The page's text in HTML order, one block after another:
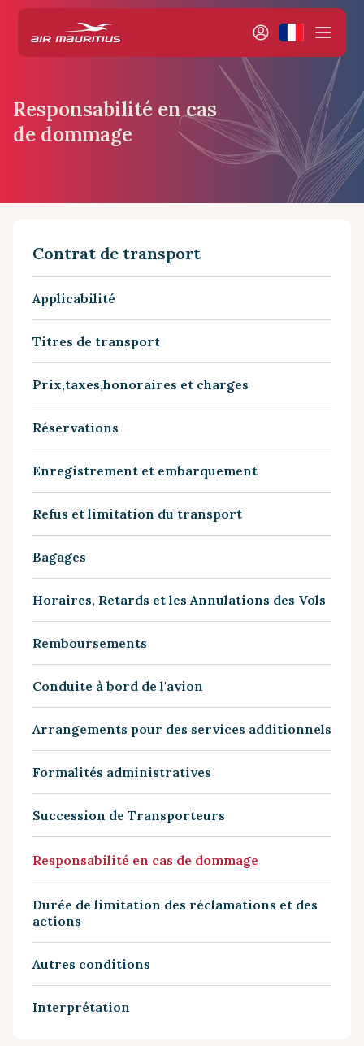
Responsabilité en cas
de dommage
Contrat de transport
Applicabilité
Titres de transport
Prix,taxes,honoraires et charges
Réservations
Enregistrement et embarquement
Refus et limitation du transport
Bagages
Horaires, Retards et les Annulations des Vols
Remboursements
Conduite à bord de l'avion
Arrangements pour des services additionnels
Formalités administratives
Succession de Transporteurs
Responsabilité en cas de dommage
Durée de limitation des réclamations et des
actions
Autres conditions
Interprétation